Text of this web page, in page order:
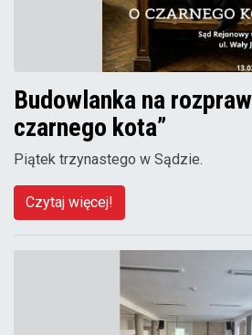
Budowlanka na
czarnego kota”
Piątek trzynastego w Sądzie.
Czytaj więcej!